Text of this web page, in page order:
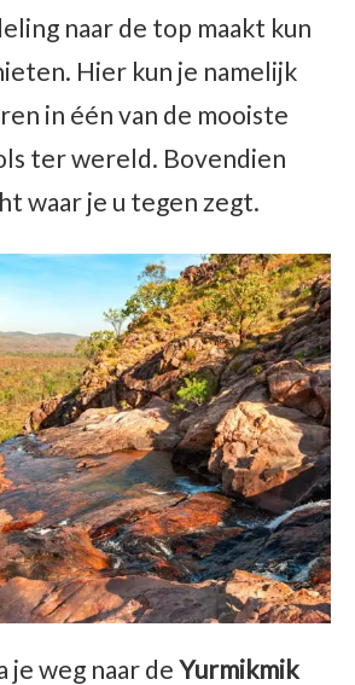
naar de top maakt kun
Hier kun je namelijk
in één van de mooiste
ter wereld. Bovendien
waar je u tegen zegt.
je weg naar de Yurmikmik